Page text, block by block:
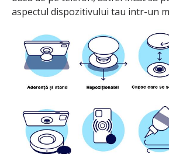
aspectul dispozitivului tau intr-un